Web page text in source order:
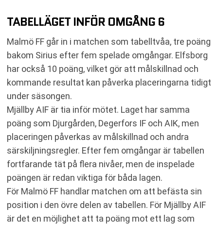
TABELLÄGET INFÖR OMGÅNG 6
Malmö FF går in i matchen som tabelltvåa, tre poäng
bakom Sirius efter fem spelade omgångar. Elfsborg
har också 10 poäng, vilket gör att målskillnad och
kommande resultat kan påverka placeringarna tidigt
under säsongen.
Mjällby AIF är tia inför mötet. Laget har samma
poäng som Djurgården, Degerfors IF och AIK, men
placeringen påverkas av målskillnad och andra
särskiljningsregler. Efter fem omgångar är tabellen
fortfarande tät på flera nivåer, men de inspelade
poängen är redan viktiga för båda lagen.
För Malmö FF handlar matchen om att befästa sin
position i den övre delen av tabellen. För Mjällby AIF
är det en möjlighet att ta poäng mot ett lag som